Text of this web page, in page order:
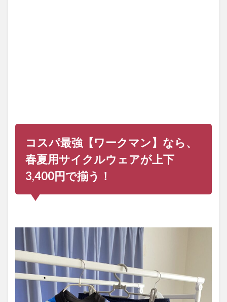
ワー
ンの
クル
ウェ
アで
十分
納力
があ
る
1.1.1
スポー
ツ、ア
ウトド
コスパ最強【ワークマン】なら、
春夏用サイクルウェアが上下
3,400円で揃う！